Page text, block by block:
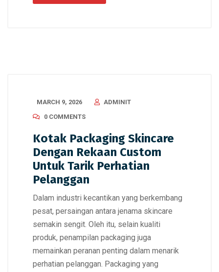
MARCH 9, 2026
ADMINIT
0 COMMENTS
Kotak Packaging Skincare
Dengan Rekaan Custom
Untuk Tarik Perhatian
Pelanggan
Dalam industri kecantikan yang berkembang
pesat, persaingan antara jenama skincare
semakin sengit. Oleh itu, selain kualiti
produk, penampilan packaging juga
memainkan peranan penting dalam menarik
perhatian pelanggan. Packaging yang